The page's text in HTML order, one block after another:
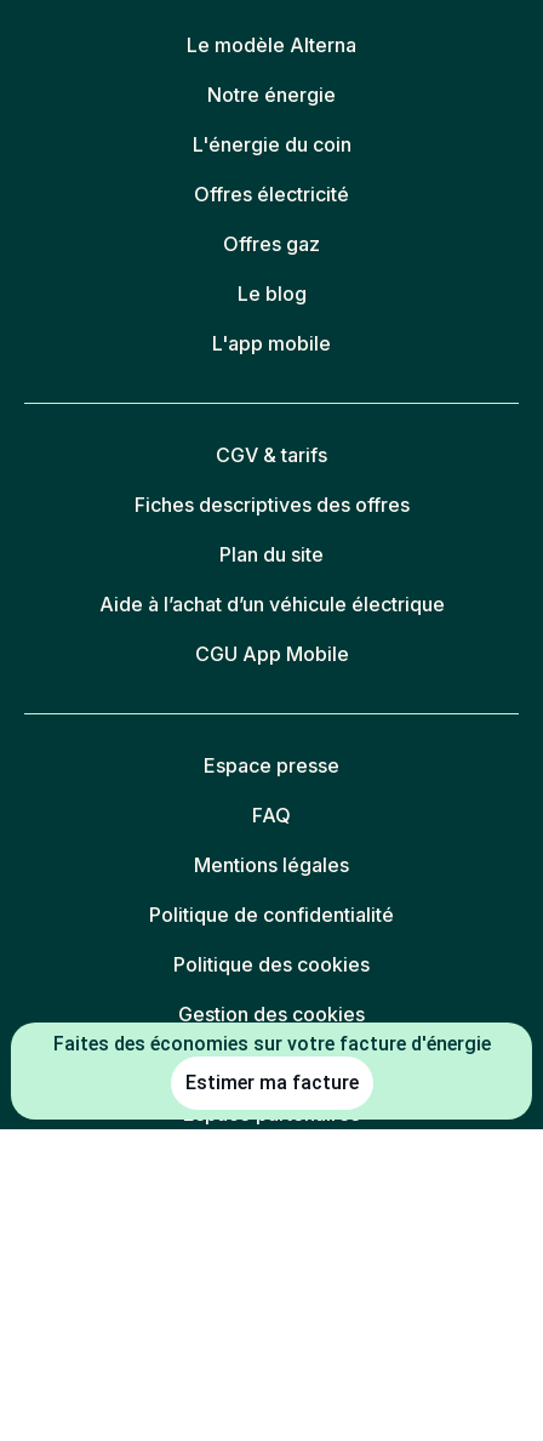
Faites des économies sur votre facture d'énergie
Estimer ma facture
Le modèle Alterna
Notre énergie
L'énergie du coin
Offres électricité
Offres gaz
Le blog
L'app mobile
CGV & tarifs
Fiches descriptives des offres
Plan du site
Aide à l’achat d’un véhicule électrique
CGU App Mobile
Espace presse
FAQ
Mentions légales
Politique de confidentialité
Politique des cookies
Gestion des cookies
Charte éthique
Espace partenaires